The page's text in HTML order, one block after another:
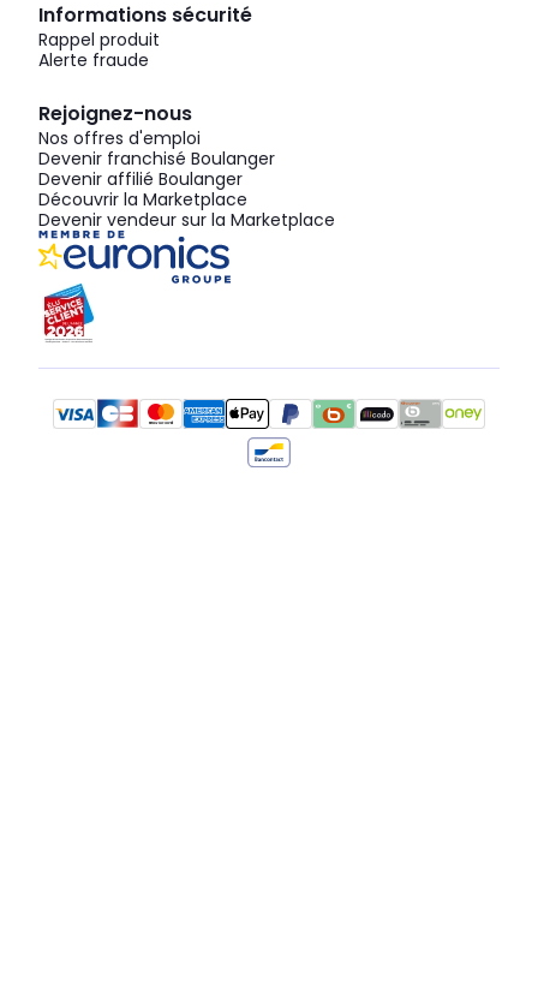
Informations sécurité
Rappel produit
Alerte fraude
Rejoignez-nous
Nos offres d'emploi
Devenir franchisé Boulanger
Devenir affilié Boulanger
Découvrir la Marketplace
Devenir vendeur sur la Marketplace